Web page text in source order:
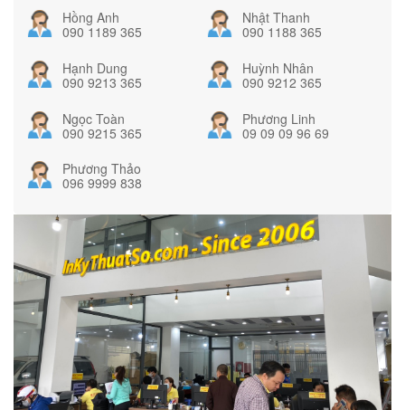
Hồng Anh
090 1189 365
Nhật Thanh
090 1188 365
Hạnh Dung
090 9213 365
Huỳnh Nhân
090 9212 365
Ngọc Toàn
090 9215 365
Phương Linh
09 09 09 96 69
Phương Thảo
096 9999 838